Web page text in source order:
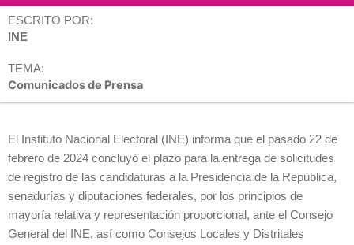
ESCRITO POR:
INE
TEMA:
Comunicados de Prensa
El Instituto Nacional Electoral (INE) informa que el pasado 22 de
febrero de 2024 concluyó el plazo para la entrega de solicitudes
de registro de las candidaturas a la Presidencia de la República,
senadurías y diputaciones federales, por los principios de
mayoría relativa y representación proporcional, ante el Consejo
General del INE, así como Consejos Locales y Distritales